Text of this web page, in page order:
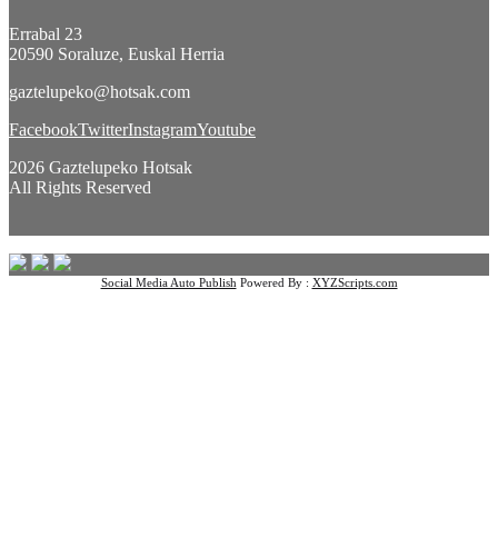
Errabal 23
20590 Soraluze, Euskal Herria
gaztelupeko@hotsak.com
FacebookTwitterInstagramYoutube
2026 Gaztelupeko Hotsak
All Rights Reserved
Social Media Auto Publish Powered By : XYZScripts.com